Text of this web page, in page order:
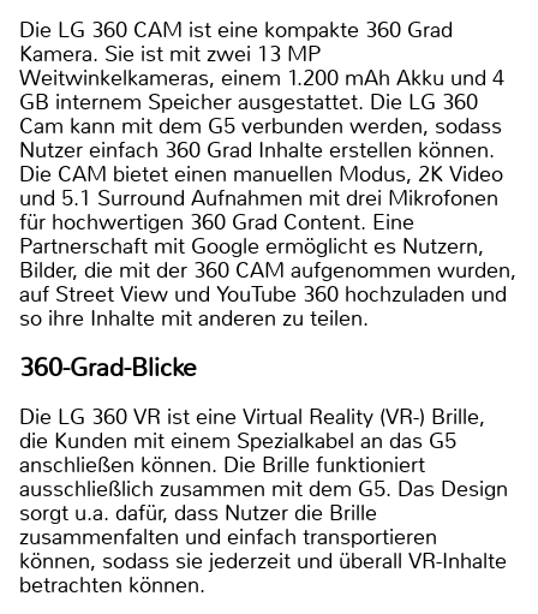
Die LG 360 CAM ist eine kompakte 360 Grad
Kamera. Sie ist mit zwei 13 MP
Weitwinkelkameras, einem 1.200 mAh Akku und 4
GB internem Speicher ausgestattet. Die LG 360
Cam kann mit dem G5 verbunden werden, sodass
Nutzer einfach 360 Grad Inhalte erstellen können.
Die CAM bietet einen manuellen Modus, 2K Video
und 5.1 Surround Aufnahmen mit drei Mikrofonen
für hochwertigen 360 Grad Content. Eine
Partnerschaft mit Google ermöglicht es Nutzern,
Bilder, die mit der 360 CAM aufgenommen wurden,
auf Street View und YouTube 360 hochzuladen und
so ihre Inhalte mit anderen zu teilen.
360-Grad-Blicke
Die LG 360 VR ist eine Virtual Reality (VR-) Brille,
die Kunden mit einem Spezialkabel an das G5
anschließen können. Die Brille funktioniert
ausschließlich zusammen mit dem G5. Das Design
sorgt u.a. dafür, dass Nutzer die Brille
zusammenfalten und einfach transportieren
können, sodass sie jederzeit und überall VR-Inhalte
betrachten können.